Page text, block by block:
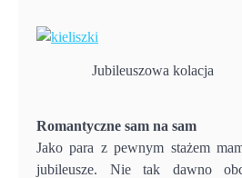
Jubileuszowa kolacja
Romantyczne sam na sam
Jako para z pewnym stażem
jubileusze. Nie tak dawno